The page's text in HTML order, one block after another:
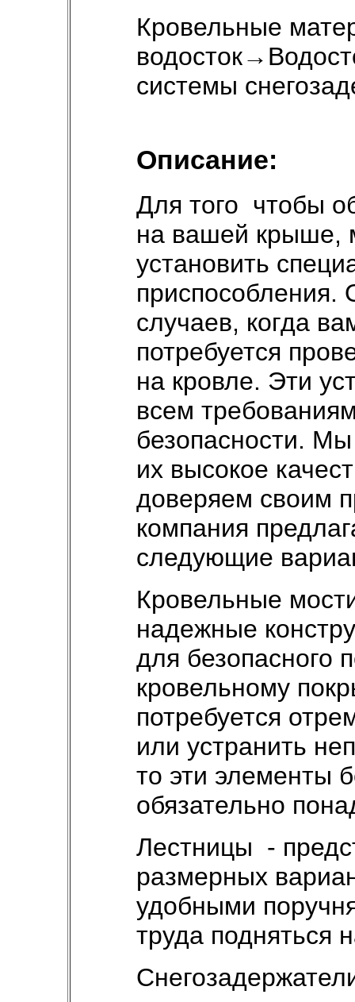
Кровельные
водосток→
системы
Описание:
Для того чтобы
на вашей крыше,
установить
приспособления.
случаев, когда
потребуется
на кровле. Эти
всем
безопасности.
их высокое
доверяем своим
компания
следующие
Кровельные
надежные
для безопасного
кровельному
потребуется
или устранить
то эти элементы
обязательно
Лестницы -
размерных
удобными
труда подняться